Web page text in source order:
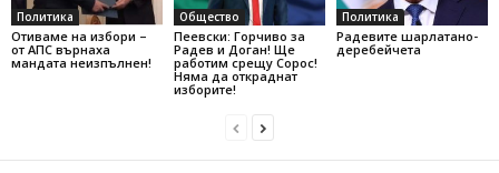
Политика
Отиваме на избори –
от АПС върнаха
мандата неизпълнен!
Общество
Пеевски: Горчиво за
Радев и Доган! Ще
работим срещу Сорос!
Няма да откраднат
изборите!
Политика
Радевите шарлатано-
деребейчета